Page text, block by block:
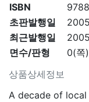
상품상세정보
ISBN
초판발행일
최근발행일
면수/판형
0(쪽
A decade of